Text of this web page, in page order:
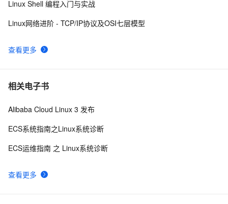
查看更多
Linux Shell 编程入门与实战
Linux网络进阶 - TCP/IP协议及OSI七层模型
相关电子书
查看更多
Alibaba Cloud Linux 3 发布
ECS系统指南之Linux系统诊断
ECS运维指南 之 Linux系统诊断